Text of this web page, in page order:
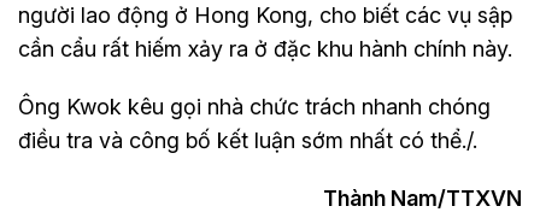
người lao động ở Hong Kong, cho biết các vụ sập
cần cẩu rất hiếm xảy ra ở đặc khu hành chính này.
Ông Kwok kêu gọi nhà chức trách nhanh chóng
điều tra và công bố kết luận sớm nhất có thể./.
Thành Nam/TTXVN